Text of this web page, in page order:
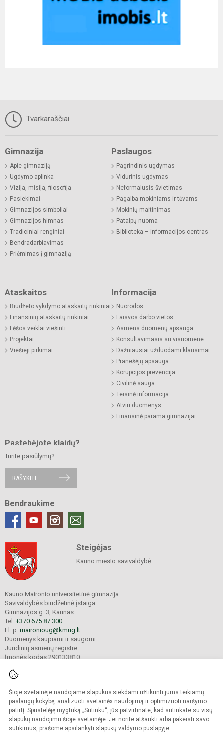
Šioje svetainėje naudojame slapukus siekdami užtikrinti jums teikiamų
paslaugų kokybę, analizuoti svetainės naudojimą ir optimizuoti naršymo
patirtį. Spustelėję mygtuką „Sutinku“, jūs patvirtinate, kad sutinkate su visų
slapukų naudojimu šioje svetainėje. Jei norite atšaukti arba pakeisti savo
sutikimus, prašome apsilankyti slapukų valdymo puslapyje.
Tvarkaraščiai
Gimnazija
Apie gimnaziją
Ugdymo aplinka
Vizija, misija, filosofija
Pasiekimai
Gimnazijos simboliai
Gimnazijos himnas
Tradiciniai renginiai
Bendradarbiavimas
Priėmimas į gimnaziją
Paslaugos
Pagrindinis ugdymas
Vidurinis ugdymas
Neformalusis švietimas
Pagalba mokiniams ir tėvams
Mokinių maitinimas
Patalpų nuoma
Biblioteka – informacijos centras
Ataskaitos
Biudžeto vykdymo ataskaitų rinkiniai
Finansinių ataskaitų rinkiniai
Lėšos veiklai viešinti
Projektai
Viešieji pirkimai
Informacija
Nuorodos
Laisvos darbo vietos
Asmens duomenų apsauga
Konsultavimasis su visuomene
Dažniausiai užduodami klausimai
Pranešėjų apsauga
Korupcijos prevencija
Civilinė sauga
Teisinė informacija
Atviri duomenys
Finansinė parama gimnazijai
Pastebėjote klaidų?
Turite pasiūlymų?
RAŠYKITE
Bendraukime
Steigėjas
Kauno miesto savivaldybė
Kauno Maironio universitetinė gimnazija
Savivaldybės biudžetinė įstaiga
Gimnazijos g. 3, Kaunas
Tel. +370 675 87 300
El. p. maironioug@kmug.lt
Duomenys kaupiami ir saugomi
Juridinių asmenų registre
Įmonės kodas 290133810
© 2025. Kauno Maironio universitetinė gimnazija. Visos teisės saugomos.
Kopijuoti turinį be raštiško įstaigos administracijos sutikimo griežtai draudžiama.
Prieinamumo paraiška Slapukų valdymas
Sumanus būdas atnaujinti